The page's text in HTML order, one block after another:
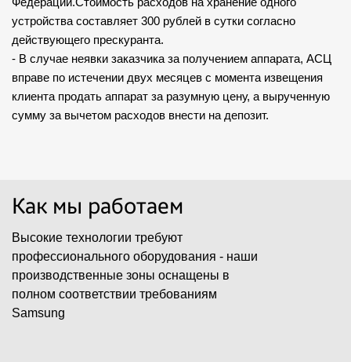
устройства составляет 300 рублей в сутки согласно
действующего прескуранта.
- В случае неявки заказчика за получением аппарата, АСЦ
вправе по истечении двух месяцев с момента извещения
клиента продать аппарат за разумную цену, а вырученную
сумму за вычетом расходов внести на депозит.
Как мы работаем
Высокие технологии требуют
профессионального оборудования - наши
производственные зоны оснащены в
полном соответствии требованиям
Samsung